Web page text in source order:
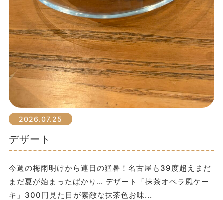
2026.07.25
デザート
今週の梅雨明けから連日の猛暑！名古屋も39度超えまだ
まだ夏が始まったばかり… デザート「抹茶オペラ風ケー
キ」300円見た目が素敵な抹茶色お味...